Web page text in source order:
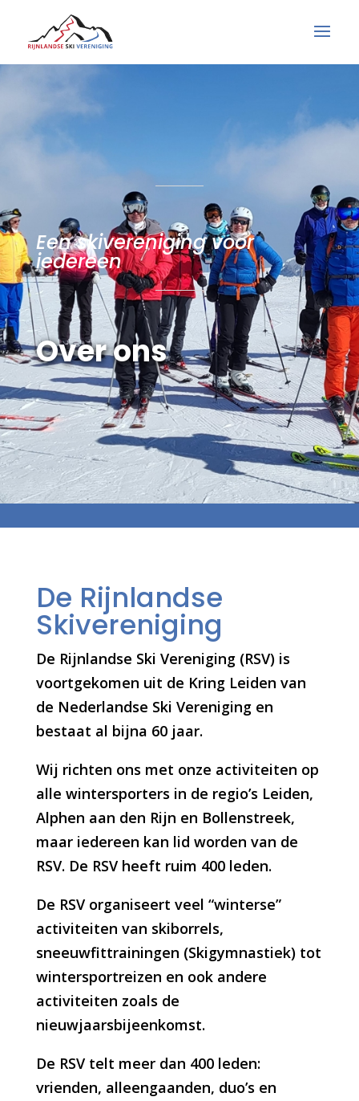
Een skivereniging voor
iedereen
Over ons
De Rijnlandse
Skivereniging
De Rijnlandse Ski Vereniging (RSV) is
voortgekomen uit de Kring Leiden van
de Nederlandse Ski Vereniging en
bestaat al bijna 60 jaar.
Wij richten ons met onze activiteiten op
alle wintersporters in de regio’s Leiden,
Alphen aan den Rijn en Bollenstreek,
maar iedereen kan lid worden van de
RSV. De RSV heeft ruim 400 leden.
De RSV organiseert veel “winterse”
activiteiten van skiborrels,
sneeuwfittrainingen (Skigymnastiek) tot
wintersportreizen en ook andere
activiteiten zoals de
nieuwjaarsbijeenkomst.
De RSV telt meer dan 400 leden:
vrienden, alleengaanden, duo’s en